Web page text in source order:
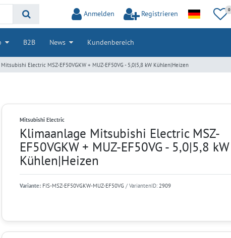
Anmelden Registrieren 0
B2B News Kundenbereich
Electric MSZ-EF50VGKW + MUZ-EF50VG - 5,0|5,8 kW Kühlen|Heizen
Mitsubishi Electric
Klimaanlage Mitsubishi Electric MSZ-
EF50VGKW + MUZ-EF50VG - 5,0|5,8 kW
Kühlen|Heizen
Variante: FIS-MSZ-EF50VGKW-MUZ-EF50VG / VariantenID: 2909